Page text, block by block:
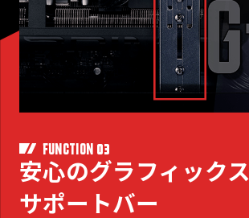
FUNCTION 03
安心のグラフィックス
サポートバー